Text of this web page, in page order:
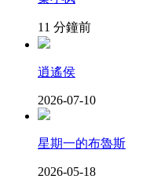
11 分鐘前
逍遙侯
2026-07-10
星期一的布魯斯
2026-05-18